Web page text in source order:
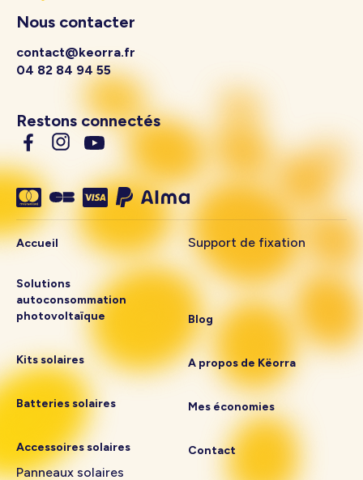
Nous contacter
contact@keorra.fr
04 82 84 94 55
Restons connectés
Accueil
Solutions
autoconsommation
photovoltaïque
Kits solaires
Batteries solaires
Accessoires solaires
Panneaux solaires
Support de fixation
Blog
A propos de Këorra
Mes économies
Contact